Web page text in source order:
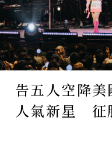
告五人空降
人氣新星 征